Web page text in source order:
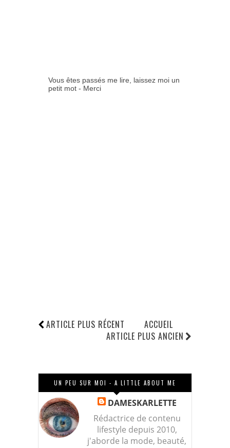
Vous êtes passés me lire, laissez moi un
petit mot - Merci
ARTICLE PLUS RÉCENT
ARTICLE PLUS ANCIEN
ACCUEIL
UN PEU SUR MOI - A LITTLE ABOUT ME
DAMESKARLETTE
Rédactrice de contenu
lifestyle depuis 2010,
j'aborde la mode, beauté,